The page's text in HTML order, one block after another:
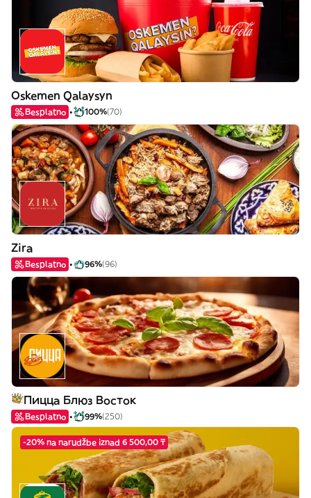
Oskemen Qalaysyn
Besplatno 100%(70)
Zira
Besplatno 96%(96)
Пицца Блюз Восток
Besplatno 99%(250)
-20% na narudžbe iznad 6 500,00 ₸